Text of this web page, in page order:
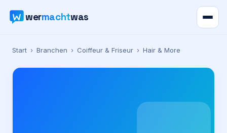
wermachtwas
Verzeichnis
Karte
Start › Branchen › Coiffeur & Friseur › Hair & More